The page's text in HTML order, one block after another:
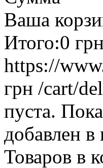
Ваша
Итого:0 грн
https://
грн /cart/
пуста.
добавлен в
Товаров в